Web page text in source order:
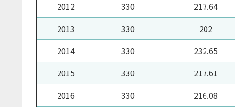
2012
330 217.64
2013
330 202
2014
330 232.65
2015
330 217.61
2016
330 216.08